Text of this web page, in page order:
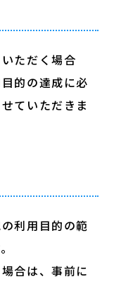
ただく場合
的の達成に必
ていただきま
利用目的の範
合は、事前に